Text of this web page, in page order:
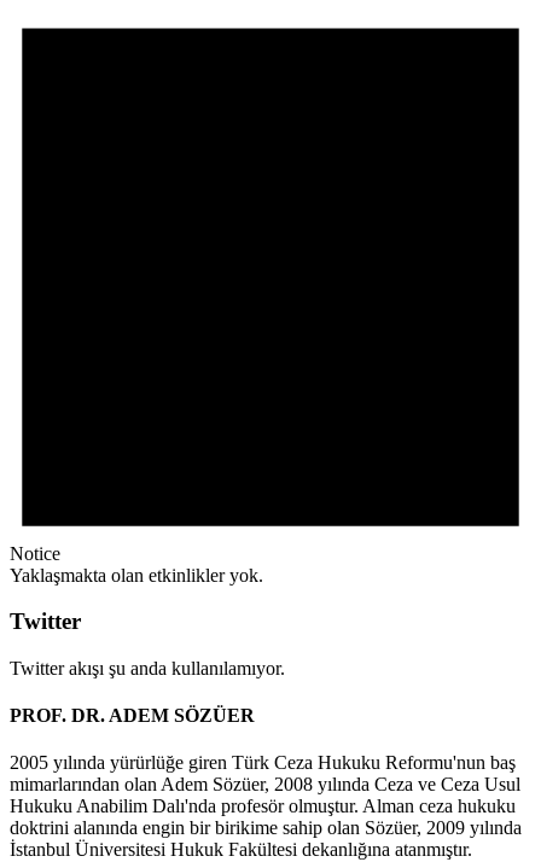
Notice
Yaklaşmakta olan etkinlikler yok.
Twitter
Twitter akışı şu anda kullanılamıyor.
PROF. DR. ADEM SÖZÜER
2005 yılında yürürlüğe giren Türk Ceza Hukuku Reformu'nun baş
mimarlarından olan Adem Sözüer, 2008 yılında Ceza ve Ceza Usul
Hukuku Anabilim Dalı'nda profesör olmuştur. Alman ceza hukuku
doktrini alanında engin bir birikime sahip olan Sözüer, 2009 yılında
İstanbul Üniversitesi Hukuk Fakültesi dekanlığına atanmıştır.